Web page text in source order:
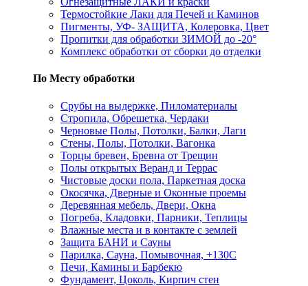
Термостойкие Лаки для Печей и Каминов
Пигменты, УФ- ЗАЩИТА, Колеровка, Цвет
Пропитки для обработки ЗИМОЙ до -20°
Комплекс обработки от сборки до отделки
По Месту обработки
Срубы на выдержке, Пиломатериалы
Стропила, Обрешетка, Чердаки
Черновые Полы, Потолки, Балки, Лаги
Стены, Полы, Потолки, Вагонка
Торцы бревен, Бревна от Трещин
Полы открытых Веранд и Террас
Чистовые доски пола, Паркетная доска
Окосячка, Дверные и Оконные проемы
Деревянная мебель, Двери, Окна
Погреба, Кладовки, Парники, Теплицы
Влажные места и в контакте с землей
Защита БАНИ и Сауны
Парилка, Сауна, Помывочная, +130С
Печи, Камины и Барбекю
Фундамент, Цоколь, Кирпич стен